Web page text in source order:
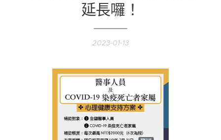
延長囉！
2023-01-13